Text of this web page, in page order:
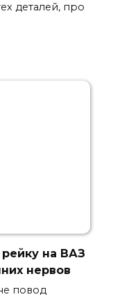
деталей, про
на ВАЗ
нервов
повод